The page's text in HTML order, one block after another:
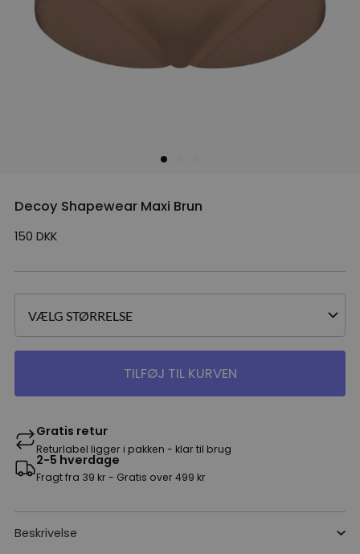
Decoy Shapewear Maxi Brun
150 DKK
TILFØJ TIL KURVEN
Gratis retur
Returlabel ligger i pakken - klar til brug
2-5 hverdage
Fragt fra 39 kr - Gratis over 499 kr
Beskrivelse